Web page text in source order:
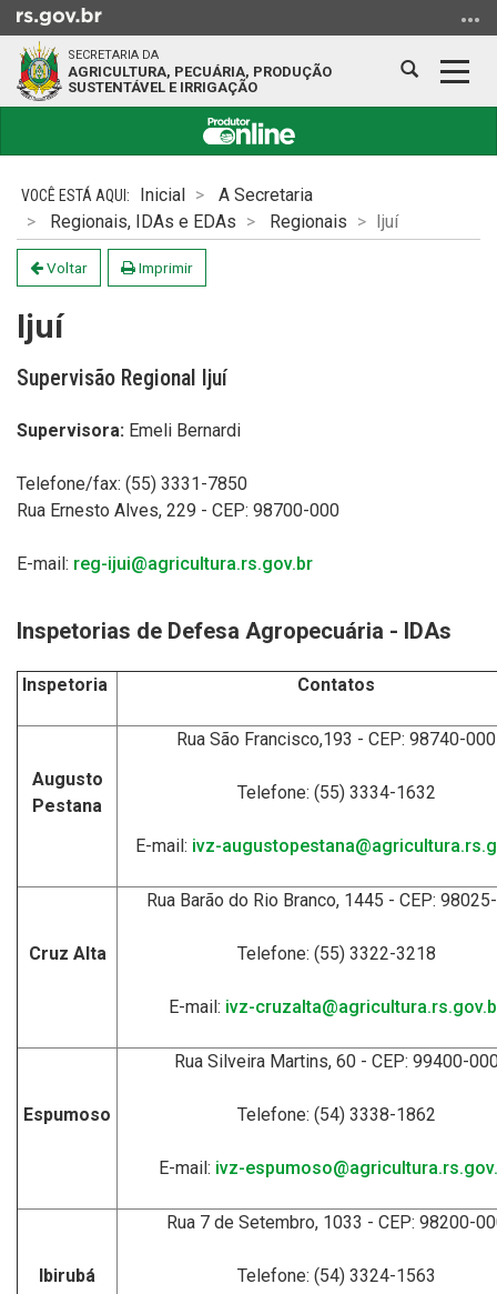
para
conteúdo
menu
para
SECRETARIA DA
AGRICULTURA, PECUÁRIA, PRODUÇÃO
SUSTENTÁVEL E IRRIGAÇÃO
Abrir
conteúdo
Inicial
A Secretaria
Regionais, IDAs e EDAs
Regionais Ijuí
Voltar Imprimir
Ijuí
Supervisão Regional Ijuí
Supervisora: Emeli Bernardi
Telefone/fax: (55) 3331-7850
Rua Ernesto Alves, 229 - CEP: 98700-000
E-mail: reg-ijui@agricultura.rs.gov.br
Inspetorias de Defesa Agropecuária - IDAs
Inspetoria Contatos
Augusto
Pestana
Rua São Francisco,193 - CEP: 98740-000
Telefone: (55) 3334-1632
E-mail: ivz-
Cruz Alta
Rua Barão do Rio Branco, 1445 - CEP:
Telefone: (55) 3322-3218
E-mail: ivz-
Espumoso
Rua Silveira Martins, 60 - CEP: 99400-
Telefone: (54) 3338-1862
E-mail: ivz-
Ibirubá
Rua 7 de Setembro, 1033 - CEP: 98200-
Telefone: (54) 3324-1563